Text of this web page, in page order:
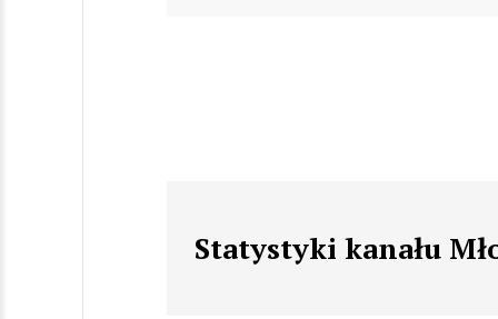
Statystyki kanału